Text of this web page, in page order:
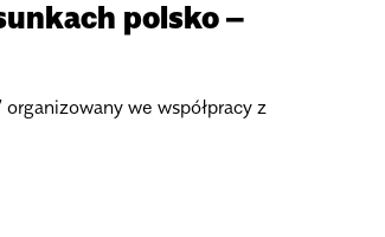
polsko –
we współpracy z